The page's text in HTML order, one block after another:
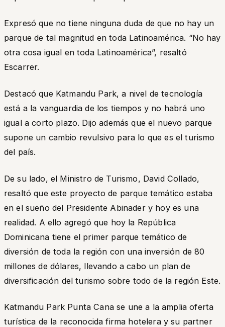
Expresó que no tiene ninguna duda de que no hay un
parque de tal magnitud en toda Latinoamérica. “No hay
otra cosa igual en toda Latinoamérica”, resaltó
Escarrer.
Destacó que Katmandu Park, a nivel de tecnología
está a la vanguardia de los tiempos y no habrá uno
igual a corto plazo. Dijo además que el nuevo parque
supone un cambio revulsivo para lo que es el turismo
del país.
De su lado, el Ministro de Turismo, David Collado,
resaltó que este proyecto de parque temático estaba
en el sueño del Presidente Abinader y hoy es una
realidad. A ello agregó que hoy la República
Dominicana tiene el primer parque temático de
diversión de toda la región con una inversión de 80
millones de dólares, llevando a cabo un plan de
diversificación del turismo sobre todo de la región Este.
Katmandu Park Punta Cana se une a la amplia oferta
turística de la reconocida firma hotelera y su partner